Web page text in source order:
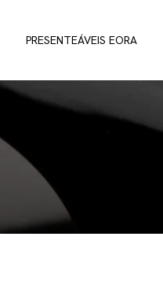
PRESENTEÁVEIS EORA